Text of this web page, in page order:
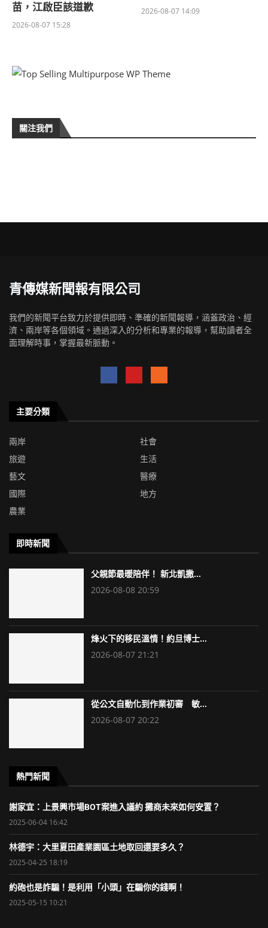
苗，江啟臣該道歉
2026-08-07 15:28
2026-08-07 14:09
關注我們
青傳媒新聞報有限公司
我們的新聞平台致力於提供即時、準確的新聞報導，涵蓋政治、經
濟、兩岸等各個領域。通過深入的分析和專業的報導，幫助讀者全
面理解時事，掌握最新脈動。
主要分類
兩岸
社會
旅遊
生活
藝文
醫療
國際
地方
農業
即時新聞
父親節最暖陪伴！ 新北凱撒...
2026-08-08 20:59
烽火下的移民溫情！約旦博士...
2026-08-07 21:21
從公文自動化到作業初審 敏...
2026-08-07 20:22
熱門新聞
謝家宜：上景興市場BOT案進入議約 攤商未來如何安置？
2025-06-04 16:42
林德宇：大里夏田產業園區土地取回還要多久？
2025-04-25 18:19
約砲也是詐騙！是利用「小頭」在騙你的錢啊！
2025-05-15 10:21